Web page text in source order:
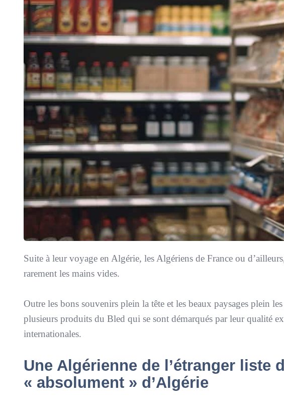
Suite à leur voyage en Algérie, les Algériens de France ou
rarement les mains vides.
Outre les bons souvenirs plein la tête et les beaux paysages plein
plusieurs produits du Bled qui se sont démarqués par leur qualité
internationales.
Une Algérienne de l’étranger liste
« absolument » d’Algérie